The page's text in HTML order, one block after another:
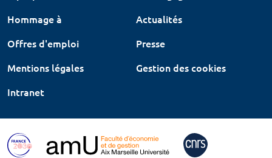
Hommage à
Actualités
Offres d'emploi
Presse
Mentions légales
Gestion des cookies
Intranet